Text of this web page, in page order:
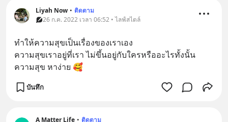
Liyah Now • ติดตาม
26 ก.ค. 2022 เวลา 06:52 • ไลฟ์สไตล์
ทำให้ความสุขเป็นเรื่องของเราเอง
ความสุขเราอยู่ที่เรา ไม่ขึ้นอยู่กับใครหรืออะไรทั้งนั้น
ความสุข หาง่าย 🥰
บันทึก
A Matter Life • ติดตาม